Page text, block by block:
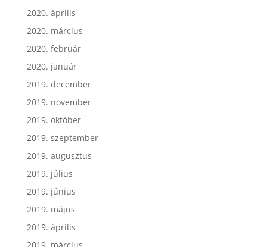
2020. április
2020. március
2020. február
2020. január
2019. december
2019. november
2019. október
2019. szeptember
2019. augusztus
2019. július
2019. június
2019. május
2019. április
2019. március